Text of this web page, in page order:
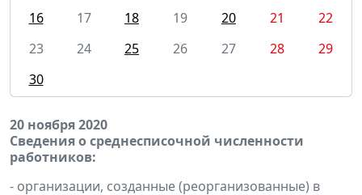
16
17 18 19 20 21
22
23
24 25 26 27 28
29
30
20 ноября 2020
Сведения о среднесписочной численности
работников:
- организации, созданные (реорганизованные) в